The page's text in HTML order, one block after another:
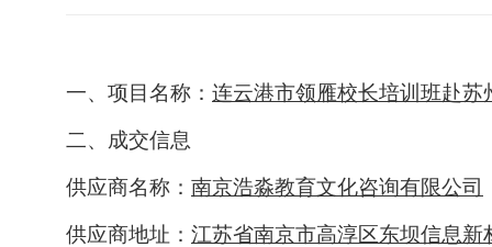
一、 项目名称： 连云港市领雁校长培训班赴苏
二、 成交信息
供应商名称： 南京浩淼教育文化咨询有限公司
供应商地址： 江苏省南京市高淳区东坝信息新